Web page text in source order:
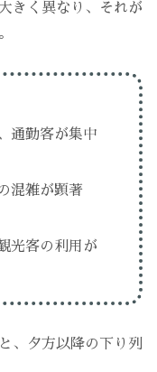
きく異なり、それが
通勤客が集中
混雑が顕著
光客の利用が
、夕方以降の下り列